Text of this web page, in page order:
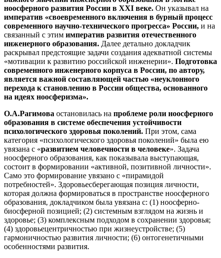
ноосферного развития России в XXI веке. Он указывал на
императив «своевременного включения в бурный процесс
современного научно-технического прогресса» России, и на
связанный с этим императив развития отечественного
инженерного образования. Далее детально докладчик
раскрывал предстоящие задачи создания адекватной системы
«мотивации к развитию российской инженерии». Подготовка
современного инженерного корпуса в России, по автору,
является важной составляющей частью «неуклонного
перехода к становлению в России общества, основанного
на идеях ноосферизма».
О.А.Рагимова остановилась на проблеме роли ноосферного
образования в системе обеспечения устойчивости
психологического здоровья поколений. При этом, сама
категория «психологического здоровья поколений» была ею
увязана с «развитием человечности в человеке». Задача
ноосферного образования, как показывала выступающая,
состоит в формировании «активной, позитивной личности».
Само это формирование увязано с «пирамидой
потребностей». Здоровьесберегающая позиция личности,
которая должна формироваться в пространстве ноосферного
образования, докладчиком была увязана с: (1) ноосферно-
биосферной позицией; (2) системным взглядом на жизнь и
здоровье; (3) комплексным подходом в сохранении здоровья;
(4) здоровьецентричностью при жизнеустройстве; (5)
гармоничностью развития личности; (6) онтогенетичными
особенностями развития.